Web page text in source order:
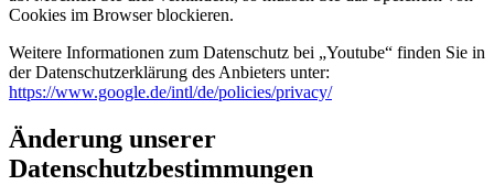
Cookies im Browser blockieren.
Weitere Informationen zum Datenschutz bei „Youtube“ finden Sie in
der Datenschutzerklärung des Anbieters unter:
https://www.google.de/intl/de/policies/privacy/
Änderung unserer
Datenschutzbestimmungen